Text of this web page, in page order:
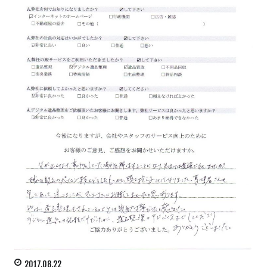
2017.08.22